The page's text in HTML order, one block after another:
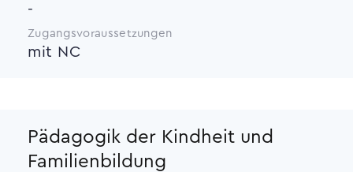
-
Zugangsvoraussetzungen
mit NC
Pädagogik der Kindheit und
Familienbildung